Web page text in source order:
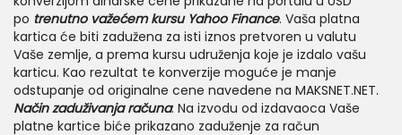
po trenutno važećem kursu Yahoo Finance. Vaša platna
kartica će biti zadužena za isti iznos pretvoren u valutu
Vaše zemlje, a prema kursu udruženja koje je izdalo vašu
karticu. Kao rezultat te konverzije moguće je manje
odstupanje od originalne cene navedene na MAKSNET.NET.
Način zaduživanja računa: Na izvodu od izdavaoca Vaše
platne kartice biće prikazano zaduženje za račun